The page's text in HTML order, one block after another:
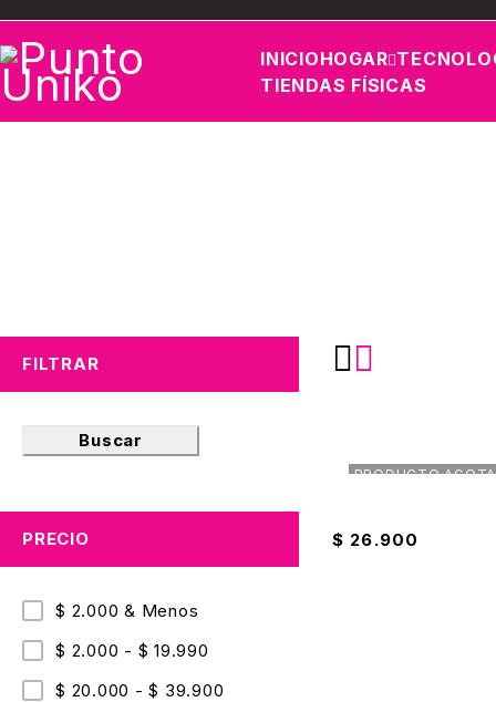
INICIOHOGAR
TIENDAS FÍSICAS
FILTRAR
Buscar
PRECIO
$ 2.000 & Menos
$ 2.000 - $ 19.990
$ 20.000 - $ 39.900
PRODUCTO
$ 26.900